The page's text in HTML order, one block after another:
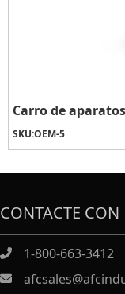
Carro de
SKU:OEM-5
CONTACTE CON
1-800-663-3412